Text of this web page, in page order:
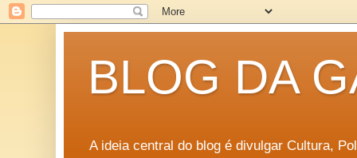
BLOG DA
A ideia central do blog é divulgar Cultura,